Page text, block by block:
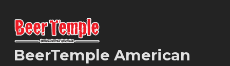
BeerTemple American